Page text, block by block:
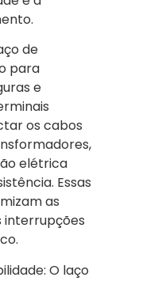
de
para
e
os cabos
elétrica
Essas
as
interrupções
O laço